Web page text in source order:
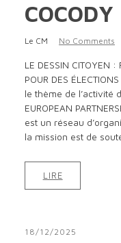
COCODY
Le CM No Comments
LE DESSIN CITOYEN :
POUR DES
le thème de l’activité
EUROPEAN
est un réseau
la mission est de
LIRE
18/12/2025